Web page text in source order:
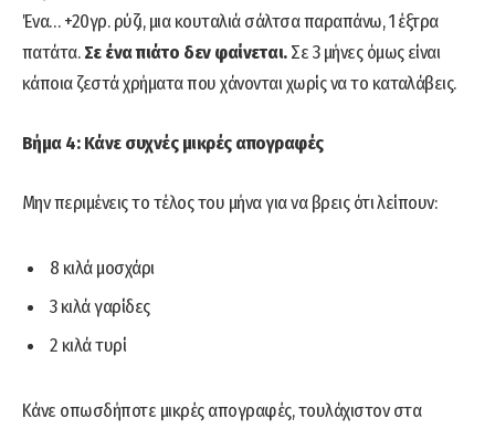
Ένα… +20γρ. ρύζι, μια κουταλιά σάλτσα παραπάνω, 1 έξτρα
πατάτα.Σε ένα πιάτο δεν φαίνεται.Σε 3 μήνες όμως είναι
κάποια ζεστά χρήματα που χάνονται χωρίς να το καταλάβεις.
Βήμα 4: Κάνε συχνές μικρές απογραφές
Μην περιμένεις το τέλος του μήνα για να βρεις ότι λείπουν:
8 κιλά μοσχάρι
3 κιλά γαρίδες
2 κιλά τυρί
Κάνε οπωσδήποτε μικρές απογραφές, τουλάχιστον στα